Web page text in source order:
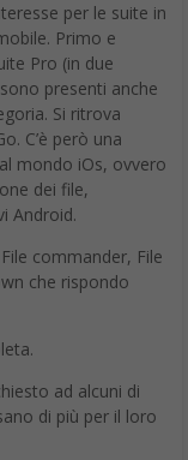
per le suite in
Primo e
Pro (in due
presenti anche
Si ritrova
C’è però una
mondo iOs, ovvero
dei file,
Android.
commander, File
che rispondo
ad alcuni di
di più per il loro